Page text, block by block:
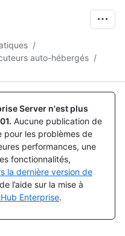
/
auto-hébergés /
Server n'est plus
. Aucune publication de
pour les problèmes de
performances, une
fonctionnalités,
la dernière version de
l’aide sur la mise à
Enterprise.